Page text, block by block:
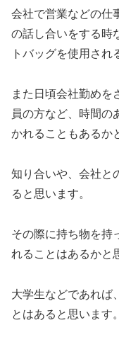
会社で営業などの仕
の話し合いをする時
トバッグを使用され
また日頃会社勤めを
員の方など、時間の
かれることもあるか
知り合いや、会社と
ると思います。
その際に持ち物を持
れることはあるかと
大学生などであれば
とはあると思います。